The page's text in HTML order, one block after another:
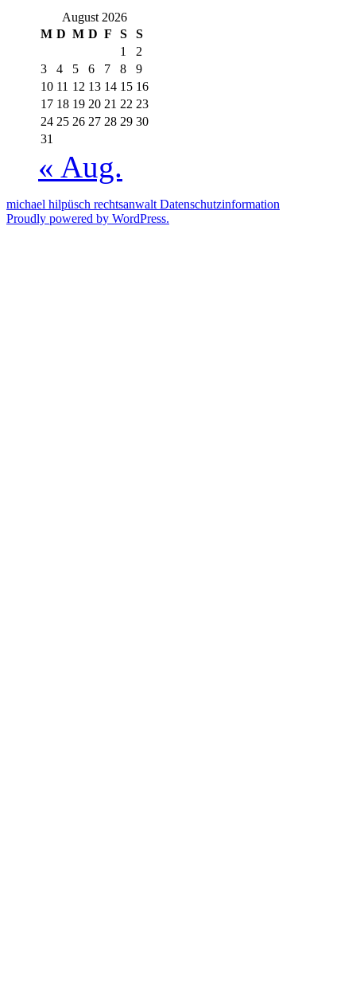
August 2026
M D M D F S
S
1
2
3
4 5 6 7 8
9
10 11 12 13 14 15 16
17 18 19 20 21 22 23
24 25 26 27 28 29 30
31
« Aug.
michael hilpüsch rechtsanwalt Datenschutzinformation
Proudly powered by WordPress.